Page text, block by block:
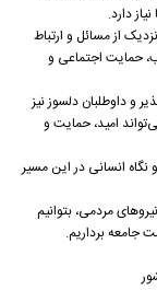
دارد.
از مسائل و ارتباط
حمایت اجتماعی و
و داوطلبان دلسوز نیز
امید، حمایت و
انسانی در این مسیر
مردمی، بتوانیم
جامعه برداریم.